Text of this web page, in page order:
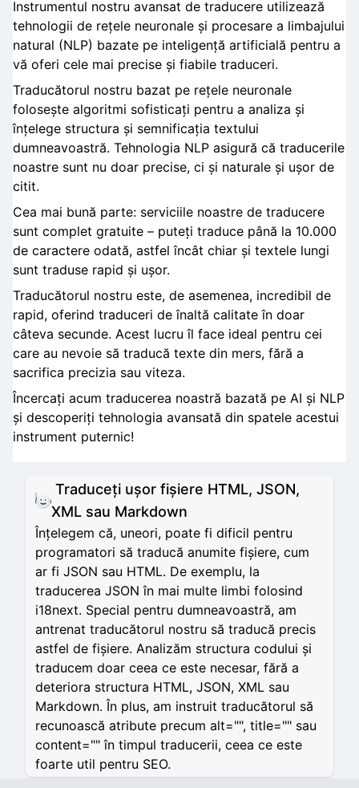
Instrumentul nostru avansat de traducere utilizează
tehnologii de rețele neuronale și procesare a limbajului
natural (NLP) bazate pe inteligență artificială pentru a
vă oferi cele mai precise și fiabile traduceri.
Traducătorul nostru bazat pe rețele neuronale
folosește algoritmi sofisticați pentru a analiza și
înțelege structura și semnificația textului
dumneavoastră. Tehnologia NLP asigură că traducerile
noastre sunt nu doar precise, ci și naturale și ușor de
citit.
Cea mai bună parte: serviciile noastre de traducere
sunt complet gratuite – puteți traduce până la 10.000
de caractere odată, astfel încât chiar și textele lungi
sunt traduse rapid și ușor.
Traducătorul nostru este, de asemenea, incredibil de
rapid, oferind traduceri de înaltă calitate în doar
câteva secunde. Acest lucru îl face ideal pentru cei
care au nevoie să traducă texte din mers, fără a
sacrifica precizia sau viteza.
Încercați acum traducerea noastră bazată pe AI și NLP
și descoperiți tehnologia avansată din spatele acestui
instrument puternic!
Traduceți ușor fișiere HTML, JSON,
XML sau Markdown
Înțelegem că, uneori, poate fi dificil pentru
programatori să traducă anumite fișiere, cum
ar fi JSON sau HTML. De exemplu, la
traducerea JSON în mai multe limbi folosind
i18next. Special pentru dumneavoastră, am
antrenat traducătorul nostru să traducă precis
astfel de fișiere. Analizăm structura codului și
traducem doar ceea ce este necesar, fără a
deteriora structura HTML, JSON, XML sau
Markdown. În plus, am instruit traducătorul să
recunoască atribute precum alt="", title="" sau
content="" în timpul traducerii, ceea ce este
foarte util pentru SEO.